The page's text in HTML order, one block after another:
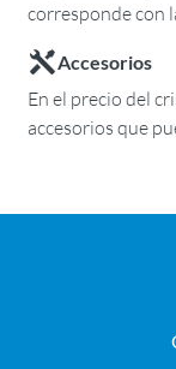
corresponde con
Accesorios
En el precio del
accesorios que